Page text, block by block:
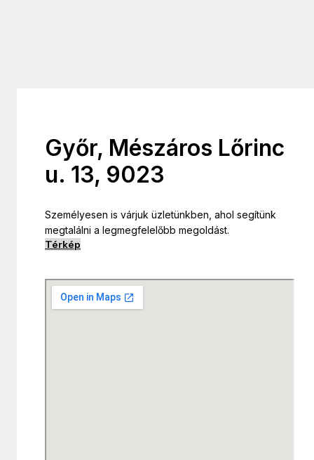
Győr, Mészáros Lőrinc
u. 13, 9023
Személyesen is várjuk üzletünkben, ahol segítünk
megtalálni a legmegfelelőbb megoldást.
Térkép